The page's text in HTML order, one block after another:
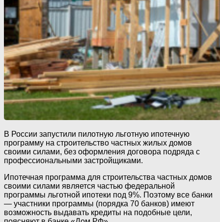
В России запустили пилотную льготную ипотечную
программу на строительство частных жилых домов
своими силами, без оформления договора подряда с
профессиональными застройщиками.
Ипотечная программа для строительства частных домов
своими силами является частью федеральной
программы льготной ипотеки под 9%. Поэтому все банки
— участники программы (порядка 70 банков) имеют
возможность выдавать кредиты на подобные цели,